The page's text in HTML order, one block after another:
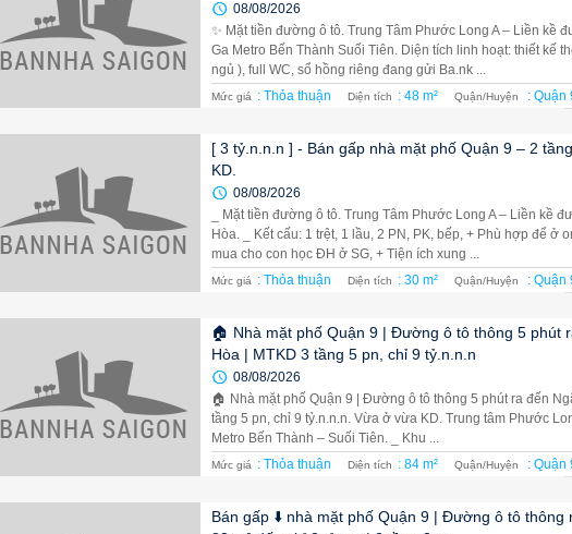
08/08/2026
✨ Mặt tiền đường ô tô. Trung Tâm Phước Long A – Liền kề
Ga Metro Bến Thành Suối Tiên. Diện tích linh hoạt: thiết kế
ngủ ), full WC, sổ hồng riêng đang gửi Ba.nk ...
Mức giá : Thỏa thuận Diện tích : 48 m² Quận/Huyện : Quận
[ 3 tỷ.n.n.n ] - Bán gấp nhà mặt phố Quận 9 – 2
KD.
08/08/2026
_ Mặt tiền đường ô tô. Trung Tâm Phước Long A – Liền kề
Hòa. _ Kết cấu: 1 trệt, 1 lầu, 2 PN, PK, bếp, + Phù hợp để ở
mua cho con học ĐH ở SG, + Tiện ích xung ...
Mức giá : Thỏa thuận Diện tích : 30 m² Quận/Huyện : Quận
🏠 Nhà mặt phố Quận 9 | Đường ô tô thông 5 phút
Hòa | MTKD 3 tầng 5 pn, chỉ 9 tỷ.n.n.n
08/08/2026
🏠 Nhà mặt phố Quận 9 | Đường ô tô thông 5 phút ra đến
tầng 5 pn, chỉ 9 tỷ.n.n.n. Vừa ở vừa KD. Trung tâm Phước
Metro Bến Thành – Suối Tiên. _ Khu ...
Mức giá : Thỏa thuận Diện tích : 84 m² Quận/Huyện : Quận
Bán gấp ⬇️ nhà mặt phố Quận 9 | Đường ô tô thông